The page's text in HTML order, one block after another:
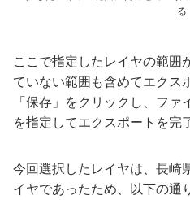
る
ここで指定したレイヤの範囲
ていない範囲も含めてエクス
「保存」をクリックし、フ
を指定してエクスポートを完
今回選択したレイヤは、長崎
イヤであったため、以下の通